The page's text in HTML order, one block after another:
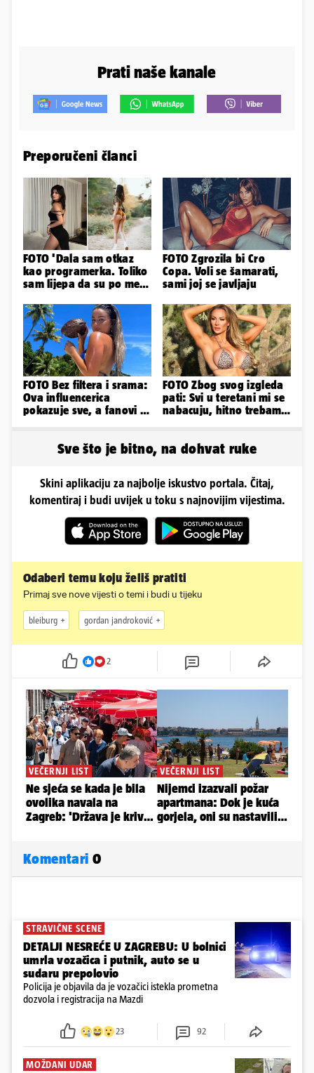
Prati naše kanale
Preporučeni članci
FOTO 'Dala sam otkaz
kao programerka. Toliko
sam lijepa da su po meni
FOTO Zgrozila bi Cro
Copa. Voli se šamarati,
sami joj se javljaju
FOTO Bez filtera i srama:
Ova influencerica
pokazuje sve, a fanovi je
FOTO Zbog svog izgleda
pati: Svi u teretani mi se
nabacuju, hitno trebam
Sve što je bitno, na dohvat ruke
Skini aplikaciju za najbolje iskustvo portala. Čitaj,
komentiraj i budi uvijek u toku s najnovijim vijestima.
Odaberi temu koju želiš pratiti
Primaj sve nove vijesti o temi i budi u tijeku
bleiburg gordan jandroković
2
Komentari 0
STRAVIČNE SCENE
DETALJI NESREĆE U ZAGREBU: U bolnici
umrla vozačica i putnik, auto se u
sudaru prepolovio
Policija je objavila da je vozačici istekla prometna
dozvola i registracija na Mazdi
23 92
MOŽDANI UDAR